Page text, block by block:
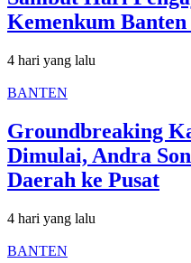
Kemenkum
4 hari yang lalu
BANTEN
Groundbreaking
Dimulai, Andra
Daerah ke Pusat
4 hari yang lalu
BANTEN